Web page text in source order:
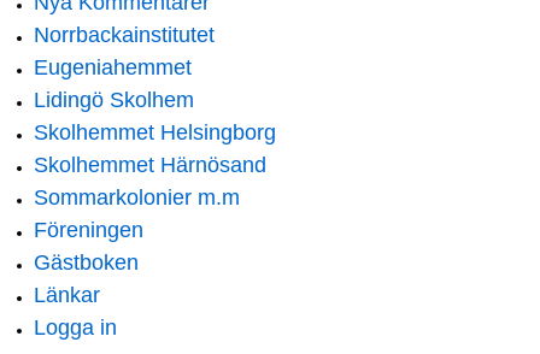
Norrbackainstitutet
Eugeniahemmet
Lidingö Skolhem
Skolhemmet Helsingborg
Skolhemmet Härnösand
Sommarkolonier m.m
Föreningen
Gästboken
Länkar
Logga in